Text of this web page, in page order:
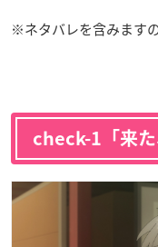
※ネタバレを含みます
check-1「来た